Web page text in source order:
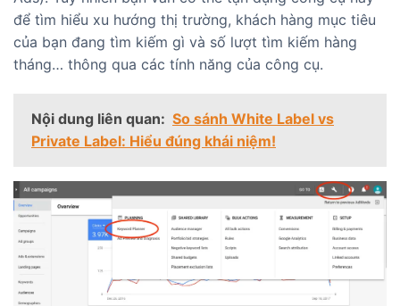
để tìm hiểu xu hướng thị trường, khách hàng mục tiêu
của bạn đang tìm kiếm gì và số lượt tìm kiếm hàng
tháng… thông qua các tính năng của công cụ.
Nội dung liên quan: So sánh White Label vs
Private Label: Hiểu đúng khái niệm!